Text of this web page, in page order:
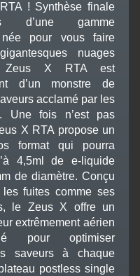
! Synthèse finale
d’une gamme
née pour vous faire
nuages
Zeus X RTA est
d’un monstre de
acclamé par les
Une fois n’est pas
X RTA propose un
format qui pourra
4,5ml de e-liquide
de diamètre. Conçu
les fuites comme ses
le Zeus X offre un
extrêmement aérien
pour optimiser
saveurs à chaque
postless single